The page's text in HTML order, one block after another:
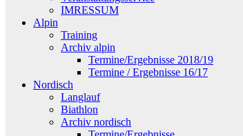
IMRESSUM
Alpin
Training
Archiv alpin
Termine/Ergebnisse 2018/19
Termine / Ergebnisse 16/17
Nordisch
Langlauf
Biathlon
Archiv nordisch